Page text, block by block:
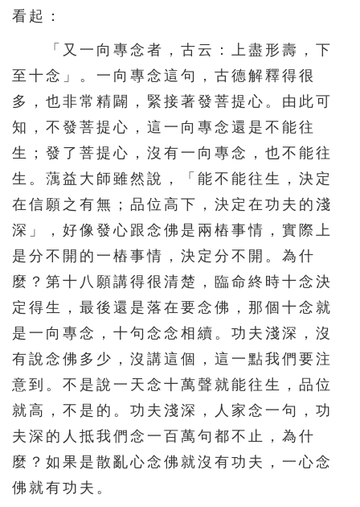
131
141 142 143 144 145
146 147 148 149 150
151 152 153 154 155
156 157 158 159 160
167 168 169 170
171 172 173 174 175
176 177 178 179 180
181 182 183 184 185
186 187 188 189 190
196 197 198 199 200
201 202 203 204 205
206 207 208 209 210
211
看起：
「又一向專念者，古云：上盡形壽，下
至十念」。一向專念這句，古德解釋得很
多，也非常精闢，緊接著發菩提心。由此可
知，不發菩提心，這一向專念還是不能往
生；發了菩提心，沒有一向專念，也不能往
生。蕅益大師雖然說，「能不能往生，決定
在信願之有無；品位高下，決定在功夫的淺
深」，好像發心跟念佛是兩樁事情，實際上
是分不開的一樁事情，決定分不開。為什
麼？第十八願講得很清楚，臨命終時十念決
定得生，最後還是落在要念佛，那個十念就
是一向專念，十句念念相續。功夫淺深，沒
有說念佛多少，沒講這個，這一點我們要注
意到。不是說一天念十萬聲就能往生，品位
就高，不是的。功夫淺深，人家念一句，功
夫深的人抵我們念一百萬句都不止，為什
麼？如果是散亂心念佛就沒有功夫，一心念
佛就有功夫。